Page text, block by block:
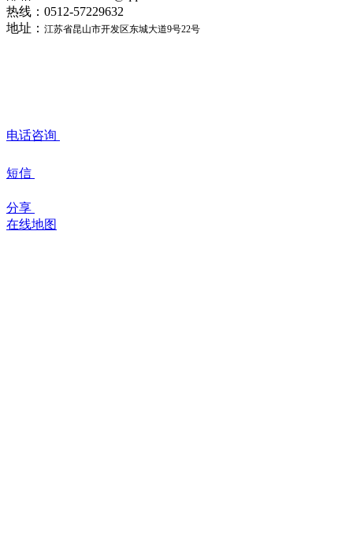
热线：0512-57229632
地址： 江苏省昆山市开发区东城大道9号22号
电话咨询
短信
分享
在线地图